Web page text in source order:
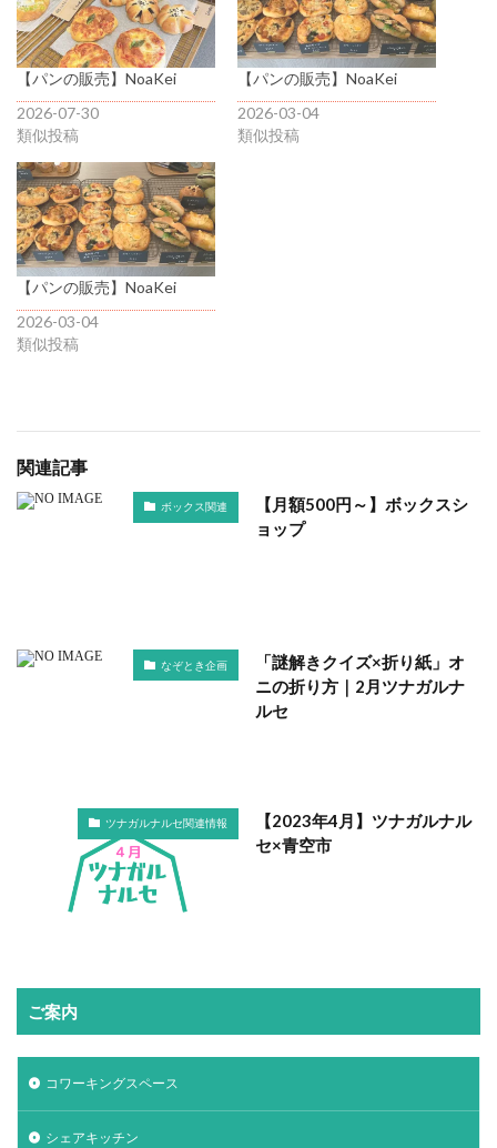
【パンの販売】NoaKei
2026-07-30
類似投稿
【パンの販売】NoaKei
2026-03-04
類似投稿
【パンの販売】NoaKei
2026-03-04
類似投稿
関連記事
ボックス関連
【月額500円～】ボックスシ
ョップ
なぞとき企画
「謎解きクイズ×折り紙」オ
ニの折り方｜2月ツナガルナ
ルセ
ツナガルナルセ関連情報
【2023年4月】ツナガルナル
セ×青空市
ご案内
コワーキングスペース
シェアキッチン